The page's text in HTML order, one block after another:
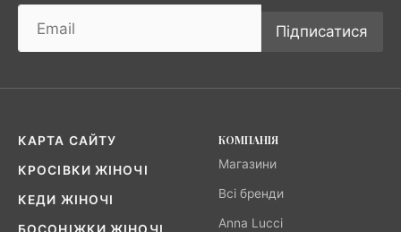
Підписатися
КАРТА САЙТУ
КРОСІВКИ ЖІНОЧІ
КЕДИ ЖІНОЧІ
КОМПАНІЯ
Магазини
Всі бренди
Anna Lucci